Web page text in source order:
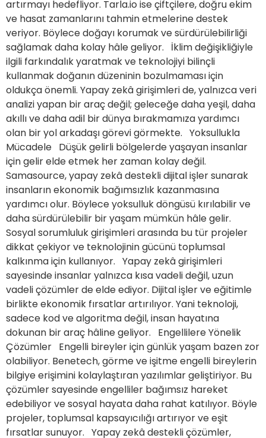
artırmayı hedefliyor. Tarla.io ise çiftçilere, doğru ekim
ve hasat zamanlarını tahmin etmelerine destek
veriyor. Böylece doğayı korumak ve sürdürülebilirliği
sağlamak daha kolay hâle geliyor. İklim değişikliğiyle
ilgili farkındalık yaratmak ve teknolojiyi bilinçli
kullanmak doğanın düzeninin bozulmaması için
oldukça önemli. Yapay zekâ girişimleri de, yalnızca veri
analizi yapan bir araç değil; geleceğe daha yeşil, daha
akıllı ve daha adil bir dünya bırakmamıza yardımcı
olan bir yol arkadaşı görevi görmekte. Yoksullukla
Mücadele Düşük gelirli bölgelerde yaşayan insanlar
için gelir elde etmek her zaman kolay değil.
Samasource, yapay zekâ destekli dijital işler sunarak
insanların ekonomik bağımsızlık kazanmasına
yardımcı olur. Böylece yoksulluk döngüsü kırılabilir ve
daha sürdürülebilir bir yaşam mümkün hâle gelir.
Sosyal sorumluluk girişimleri arasında bu tür projeler
dikkat çekiyor ve teknolojinin gücünü toplumsal
kalkınma için kullanıyor. Yapay zekâ girişimleri
sayesinde insanlar yalnızca kısa vadeli değil, uzun
vadeli çözümler de elde ediyor. Dijital işler ve eğitimle
birlikte ekonomik fırsatlar artırılıyor. Yani teknoloji,
sadece kod ve algoritma değil, insan hayatına
dokunan bir araç hâline geliyor. Engellilere Yönelik
Çözümler Engelli bireyler için günlük yaşam bazen zor
olabiliyor. Benetech, görme ve işitme engelli bireylerin
bilgiye erişimini kolaylaştıran yazılımlar geliştiriyor. Bu
çözümler sayesinde engelliler bağımsız hareket
edebiliyor ve sosyal hayata daha rahat katılıyor. Böyle
projeler, toplumsal kapsayıcılığı artırıyor ve eşit
fırsatlar sunuyor. Yapay zekâ destekli çözümler,